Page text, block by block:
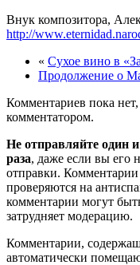
Внук композитора,
http://
« Сухое вино в
Продолжение о
Комментариев пока
комментатором.
Не отправляйте один
раза, даже если вы его
отправки.
проверяются на
комментарии могут
затрудняет модерацию.
Комментарии,
автоматически